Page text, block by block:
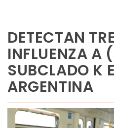
DETECTAN
INFLUENZA A
SUBCLADO K
ARGENTINA